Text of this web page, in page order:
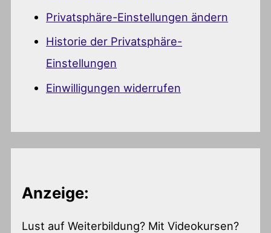
Privatsphäre-Einstellungen ändern
Historie der Privatsphäre-
Einstellungen
Einwilligungen widerrufen
Anzeige:
Lust auf Weiterbildung? Mit Videokursen?